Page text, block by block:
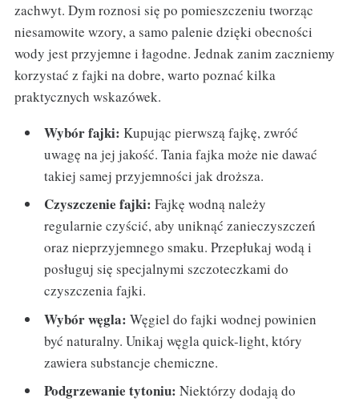
zachwyt. Dym roznosi się po pomieszczeniu tworząc
niesamowite wzory, a samo palenie dzięki obecności
wody jest przyjemne i łagodne. Jednak zanim zaczniemy
korzystać z fajki na dobre, warto poznać kilka
praktycznych wskazówek.
Wybór fajki: Kupując pierwszą fajkę, zwróć
uwagę na jej jakość. Tania fajka może nie dawać
takiej samej przyjemności jak droższa.
Czyszczenie fajki: Fajkę wodną należy
regularnie czyścić, aby uniknąć zanieczyszczeń
oraz nieprzyjemnego smaku. Przepłukaj wodą i
posługuj się specjalnymi szczoteczkami do
czyszczenia fajki.
Wybór węgla: Węgiel do fajki wodnej powinien
być naturalny. Unikaj węgla quick-light, który
zawiera substancje chemiczne.
Podgrzewanie tytoniu: Niektórzy dodają do